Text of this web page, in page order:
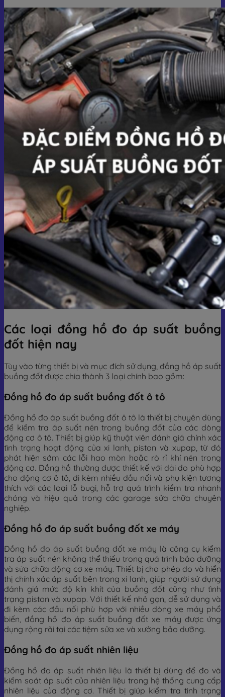
Các loại đồng hồ đo áp suất buồng
đốt hiện nay
Tùy vào từng thiết bị và mục đích sử dụng, đồng hồ áp suất
buồng đốt được chia thành 3 loại chính bao gồm:
Đồng hồ đo áp suất buồng đốt ô tô
Đồng hồ đo áp suất buồng đốt ô tô là thiết bị chuyên dùng
để kiểm tra áp suất nén trong buồng đốt của các dòng
động cơ ô tô. Thiết bị giúp kỹ thuật viên đánh giá chính xác
tình trạng hoạt động của xi lanh, piston và xupap, từ đó
phát hiện sớm các lỗi hao mòn hoặc rò rỉ khí nén trong
động cơ. Đồng hồ thường được thiết kế với dải đo phù hợp
cho động cơ ô tô, đi kèm nhiều đầu nối và phụ kiện tương
thích với các loại lỗ bugi, hỗ trợ quá trình kiểm tra nhanh
chóng và hiệu quả trong các garage sửa chữa chuyên
nghiệp.
Đồng hồ đo áp suất buồng đốt xe máy
Đồng hồ đo áp suất buồng đốt xe máy là công cụ kiểm
tra áp suất nén không thể thiếu trong quá trình bảo dưỡng
và sửa chữa động cơ xe máy. Thiết bị cho phép đo và hiển
thị chính xác áp suất bên trong xi lanh, giúp người sử dụng
đánh giá mức độ kín khít của buồng đốt cũng như tình
trạng piston và xupap. Với thiết kế nhỏ gọn, dễ sử dụng và
đi kèm các đầu nối phù hợp với nhiều dòng xe máy phổ
biến, đồng hồ đo áp suất buồng đốt xe máy được ứng
dụng rộng rãi tại các tiệm sửa xe và xưởng bảo dưỡng.
Đồng hồ đo áp suất nhiên liệu
Đồng hồ đo áp suất nhiên liệu là thiết bị dùng để đo và
kiểm soát áp suất của nhiên liệu trong hệ thống cung cấp
nhiên liệu của động cơ. Thiết bị giúp kiểm tra tình trạng